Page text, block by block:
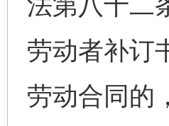
劳动者补订
劳动合同的